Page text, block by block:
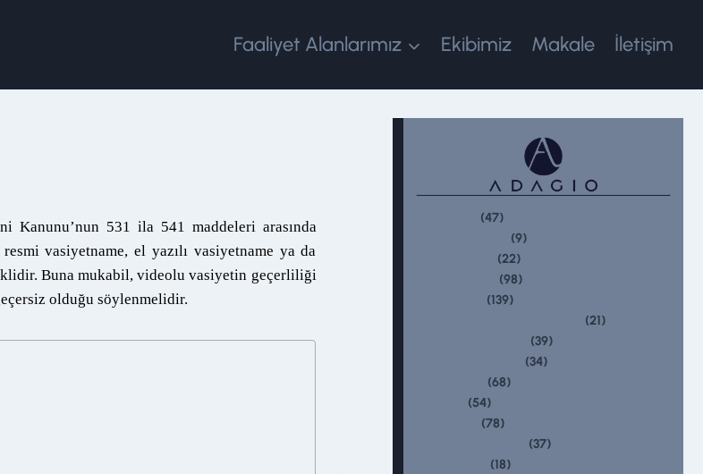
Faaliyet Alanlarımız Ekibimiz Makale İletişim
Kanunu’nun 531 ila 541 maddeleri arasında
vasiyetname, el yazılı vasiyetname ya da
Buna mukabil, videolu vasiyetin geçerliliği
olduğu söylenmelidir.
(47)
(9)
(22)
(98)
(139)
(21)
(39)
(34)
(68)
(54)
(78)
(37)
(18)